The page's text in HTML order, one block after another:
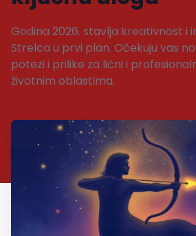
Godina 2026. stavlja kreativnost i
Strelca u prvi plan. Očekuju vas
potezi i prilike za lični i
životnim oblastima.